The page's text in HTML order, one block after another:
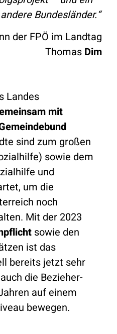
Bundesländer.“
der FPÖ im Landtag
Thomas Dim
Landes
mit
sind zum großen
sowie dem
und
um die
noch
Mit der 2023
sowie den
ist das
bereits jetzt sehr
die Bezieher-
auf einem
bewegen.